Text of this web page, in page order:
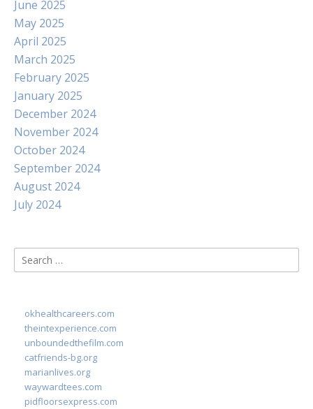
June 2025
May 2025
April 2025
March 2025
February 2025
January 2025
December 2024
November 2024
October 2024
September 2024
August 2024
July 2024
Search
for:
okhealthcareers.com
theintexperience.com
unboundedthefilm.com
catfriends-bg.org
marianlives.org
waywardtees.com
pidfloorsexpress.com